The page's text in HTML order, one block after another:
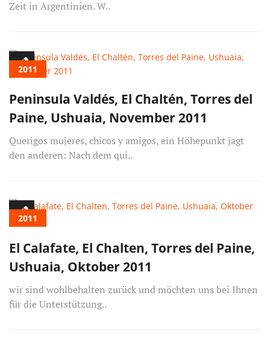
Zeit in Argentinien. W..
2011
Peninsula Valdés, El Chaltén, Torres del
Paine, Ushuaia, November 2011
Querigos mujeres, chicos y amigos, ein Höhepunkt jagt
den anderen: Nach dem qui..
2011
El Calafate, El Chalten, Torres del Paine,
Ushuaia, Oktober 2011
wir sind wohlbehalten zurück und möchten uns bei Ihnen
für die Unterstützung..